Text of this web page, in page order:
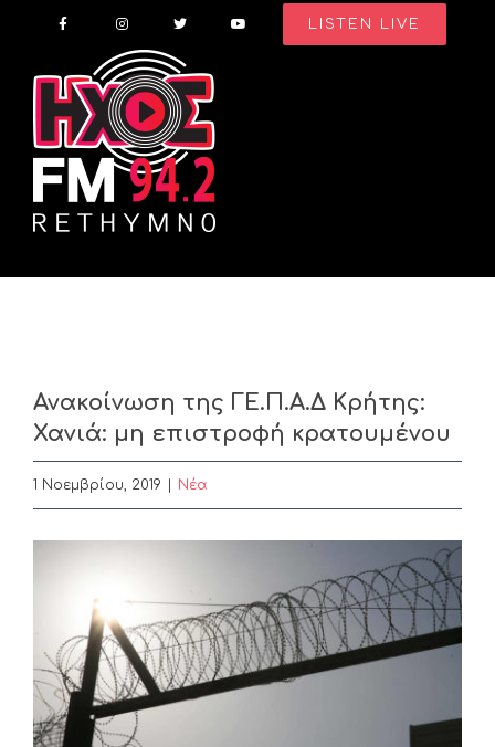
content
LISTEN LIVE
Ανακοίνωση της ΓΕ.Π.Α.Δ Κρήτης:
Χανιά: μη επιστροφή κρατουμένου
1 Νοεμβρίου, 2019 Nέα
Image